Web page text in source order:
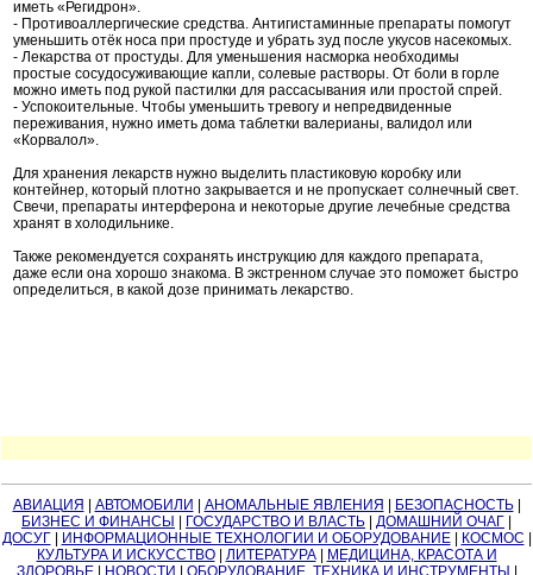
иметь «Регидрон».
- Противоаллергические средства. Антигистаминные препараты помогут
уменьшить отёк носа при простуде и убрать зуд после укусов насекомых.
- Лекарства от простуды. Для уменьшения насморка необходимы
простые сосудосуживающие капли, солевые растворы. От боли в горле
можно иметь под рукой пастилки для рассасывания или простой спрей.
- Успокоительные. Чтобы уменьшить тревогу и непредвиденные
переживания, нужно иметь дома таблетки валерианы, валидол или
«Корвалол».
Для хранения лекарств нужно выделить пластиковую коробку или
контейнер, который плотно закрывается и не пропускает солнечный свет.
Свечи, препараты интерферона и некоторые другие лечебные средства
хранят в холодильнике.
Также рекомендуется сохранять инструкцию для каждого препарата,
даже если она хорошо знакома. В экстренном случае это поможет быстро
определиться, в какой дозе принимать лекарство.
АВИАЦИЯ АВТОМОБИЛИ АНОМАЛЬНЫЕ ЯВЛЕНИЯ БЕЗОПАСНОСТЬ|
БИЗНЕС И ФИНАНСЫ
ГОСУДАРСТВО И ВЛАСТЬ ДОМАШНИЙ ОЧАГ
ДОСУГ| ИНФОРМАЦИОННЫЕ ТЕХНОЛОГИИ И ОБОРУДОВАНИЕ| КОСМОС
КУЛЬТУРА И ИСКУССТВО| ЛИТЕРАТУРА|
МЕДИЦИНА, КРАСОТА И